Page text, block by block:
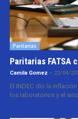
Paritarias
Paritarias FATSA
Camila Gomez - 22/04/
El INDEC dio la
los laboratorios y el